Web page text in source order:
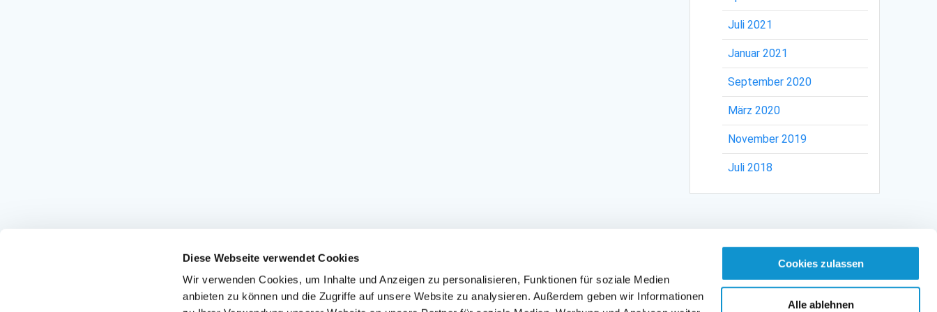
Diese Webseite verwendet Cookies
Wir verwenden Cookies, um Inhalte und Anzeigen zu personalisieren, Funktionen für soziale Medien
anbieten zu können und die Zugriffe auf unsere Website zu analysieren. Außerdem geben wir Informationen
Cookies zulassen
Alle ablehnen
Juli 2021
Januar 2021
September 2020
März 2020
November 2019
Juli 2018